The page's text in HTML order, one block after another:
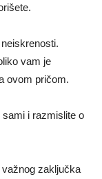
vam je
ovom pričom.
sami i razmislite o
zaključka